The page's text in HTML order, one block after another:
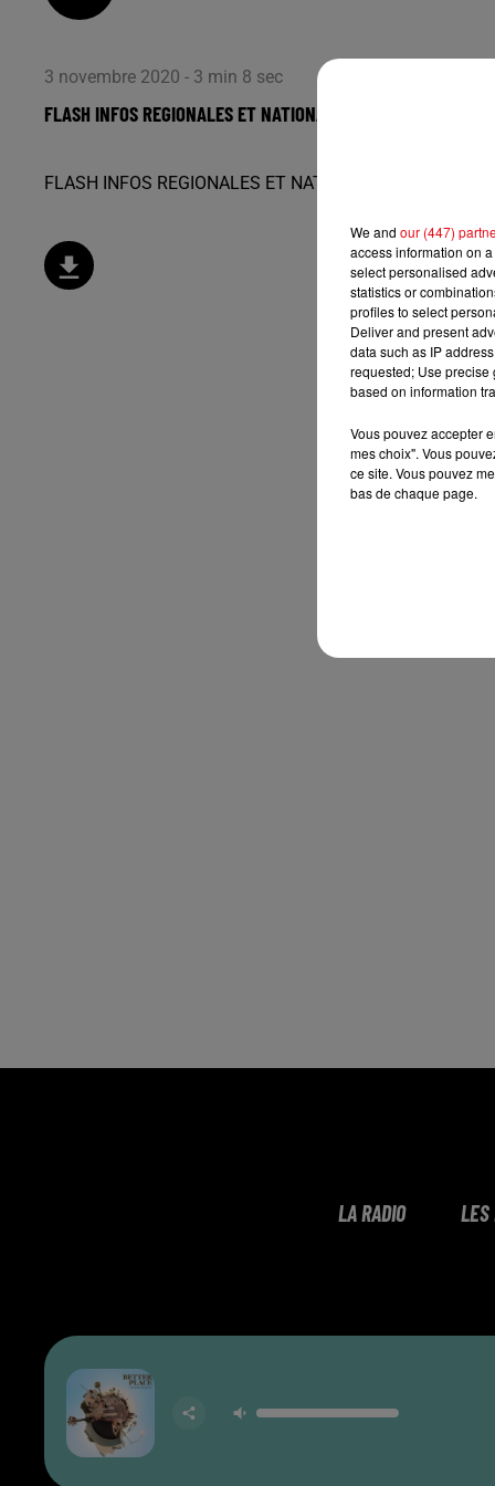
3 novembre 2020 - 3 min 8 sec
FLASH INFOS REGIONALES ET NATIONALES DU MARDI 3
FLASH INFOS REGIONALES ET NATIONALES DU MARDI
LA RADIO LES
We and our (447)
access information on
select personalised
statistics or
profiles to select
Deliver and present
data such as IP
requested; Use precise
based on information
Vous pouvez accepter
mes choix". Vous
ce site. Vous pouvez
bas de chaque page.